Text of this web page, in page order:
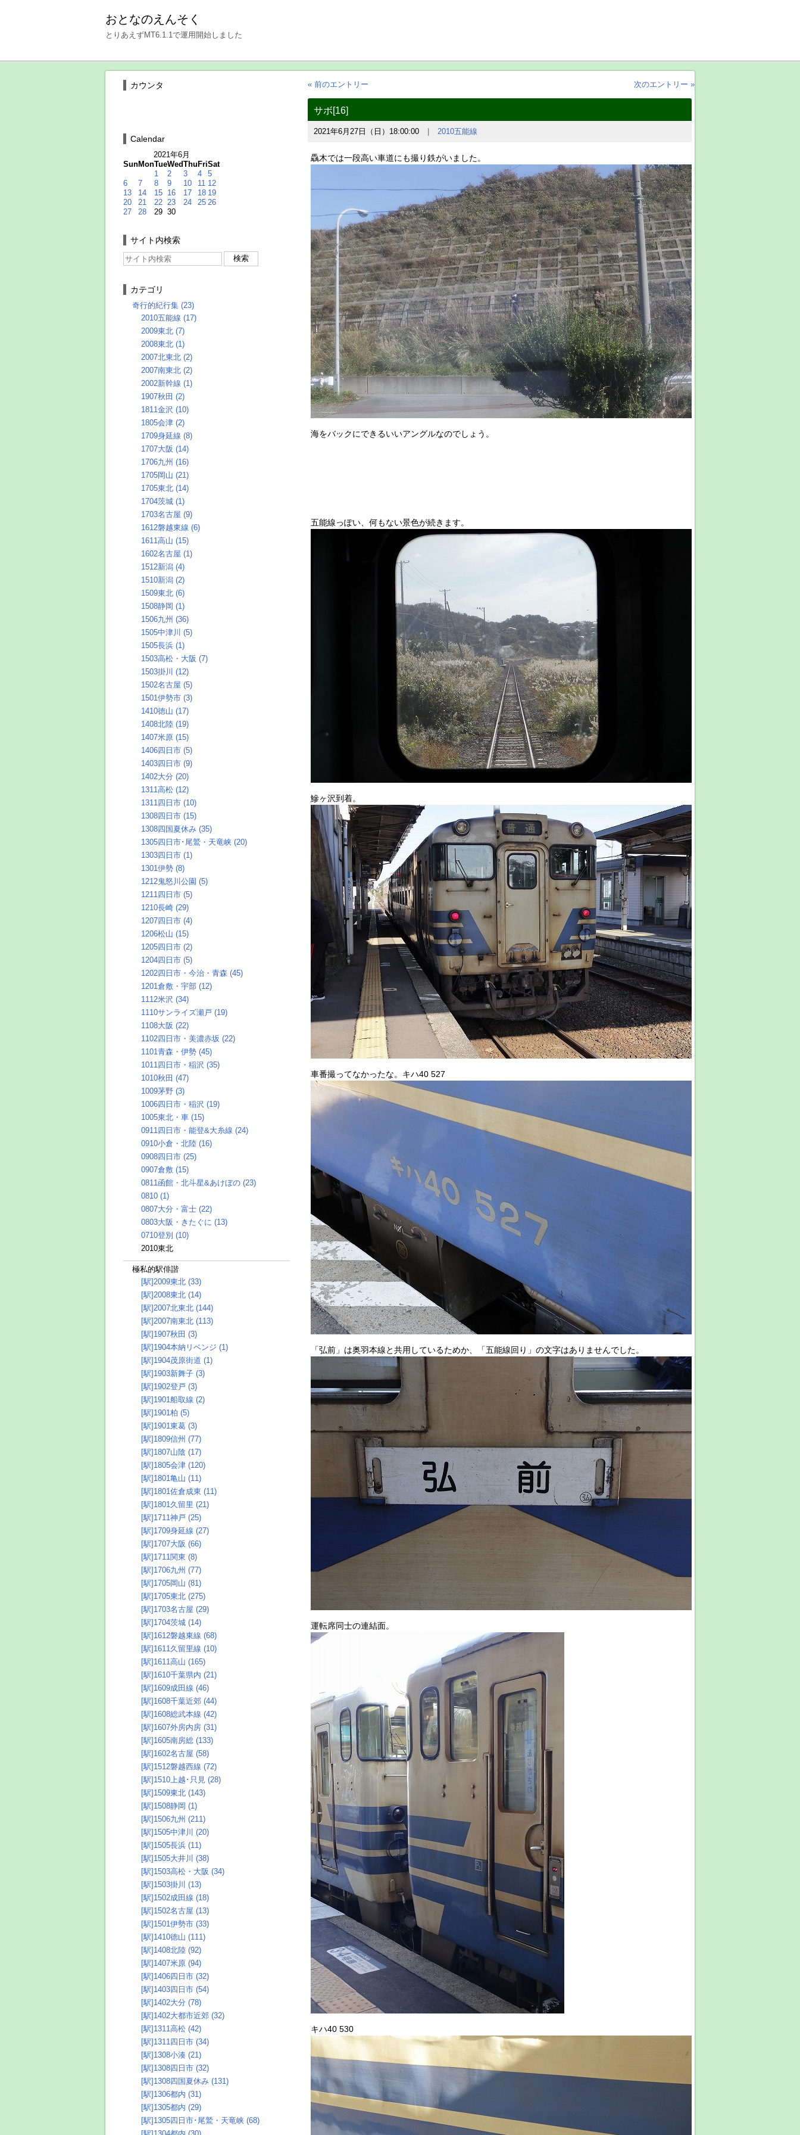
おとなのえんそく
とりあえずMT6.1.1で運用開始しました
« 前のエントリー 次のエントリー »
サボ[16]
2021年6月27日（日）18:00:00 2010五能線
驫木では一段高い車道にも撮り鉄がいました。
海をバックにできるいいアングルなのでしょう。
五能線っぽい、何もない景色が続きます。
鰺ヶ沢到着。
車番撮ってなかったな。キハ40 527
「弘前」は奥羽本線と共用しているためか、「五能線回り」の文字はありませんでした。
運転席同士の連結面。
キハ40 530
カウンタ
Calendar
2021年6月
SunMonTueWedThu FriSat
1
2 3 4
5
6
7 8 9 10 11 12
13
14 15 16 17 18 19
20
21 22 23 24 25 26
27
28 29 30
サイト内検索
カテゴリ
奇行的紀行集 (23)
2010五能線 (17)
2009東北 (7)
2008東北 (1)
2007北東北 (2)
2007南東北 (2)
2002新幹線 (1)
1907秋田 (2)
1811金沢 (10)
1805会津 (2)
1709身延線 (8)
1707大阪 (14)
1706九州 (16)
1705岡山 (21)
1705東北 (14)
1704茨城 (1)
1703名古屋 (9)
1612磐越東線 (6)
1611高山 (15)
1602名古屋 (1)
1512新潟 (4)
1510新潟 (2)
1509東北 (6)
1508静岡 (1)
1506九州 (36)
1505中津川 (5)
1505長浜 (1)
1503高松・大阪 (7)
1503掛川 (12)
1502名古屋 (5)
1501伊勢市 (3)
1410徳山 (17)
1408北陸 (19)
1407米原 (15)
1406四日市 (5)
1403四日市 (9)
1402大分 (20)
1311高松 (12)
1311四日市 (10)
1308四日市 (15)
1308四国夏休み (35)
1305四日市･尾鷲・天竜峡 (20)
1303四日市 (1)
1301伊勢 (8)
1212鬼怒川公園 (5)
1211四日市 (5)
1210長崎 (29)
1207四日市 (4)
1206松山 (15)
1205四日市 (2)
1204四日市 (5)
1202四日市・今治・青森 (45)
1201倉敷・宇部 (12)
1112米沢 (34)
1110サンライズ瀬戸 (19)
1108大阪 (22)
1102四日市・美濃赤坂 (22)
1101青森・伊勢 (45)
1011四日市・稲沢 (35)
1010秋田 (47)
1009茅野 (3)
1006四日市・稲沢 (19)
1005東北・車 (15)
0911四日市・能登&大糸線 (24)
0910小倉・北陸 (16)
0908四日市 (25)
0907倉敷 (15)
0811函館・北斗星&あけぼの (23)
0810 (1)
0807大分・富士 (22)
0803大阪・きたぐに (13)
0710登別 (10)
2010東北
極私的駅俳諧
[駅]2009東北 (33)
[駅]2008東北 (14)
[駅]2007北東北 (144)
[駅]2007南東北 (113)
[駅]1907秋田 (3)
[駅]1904本納リベンジ (1)
[駅]1904茂原街道 (1)
[駅]1903新舞子 (3)
[駅]1902登戸 (3)
[駅]1901船取線 (2)
[駅]1901柏 (5)
[駅]1901東葛 (3)
[駅]1809信州 (77)
[駅]1807山陰 (17)
[駅]1805会津 (120)
[駅]1801亀山 (11)
[駅]1801佐倉成東 (11)
[駅]1801久留里 (21)
[駅]1711神戸 (25)
[駅]1709身延線 (27)
[駅]1707大阪 (66)
[駅]1711関東 (8)
[駅]1706九州 (77)
[駅]1705岡山 (81)
[駅]1705東北 (275)
[駅]1703名古屋 (29)
[駅]1704茨城 (14)
[駅]1612磐越東線 (68)
[駅]1611久留里線 (10)
[駅]1611高山 (165)
[駅]1610千葉県内 (21)
[駅]1609成田線 (46)
[駅]1608千葉近郊 (44)
[駅]1608総武本線 (42)
[駅]1607外房内房 (31)
[駅]1605南房総 (133)
[駅]1602名古屋 (58)
[駅]1512磐越西線 (72)
[駅]1510上越･只見 (28)
[駅]1509東北 (143)
[駅]1508静岡 (1)
[駅]1506九州 (211)
[駅]1505中津川 (20)
[駅]1505長浜 (11)
[駅]1505大井川 (38)
[駅]1503高松・大阪 (34)
[駅]1503掛川 (13)
[駅]1502成田線 (18)
[駅]1502名古屋 (13)
[駅]1501伊勢市 (33)
[駅]1410徳山 (111)
[駅]1408北陸 (92)
[駅]1407米原 (94)
[駅]1406四日市 (32)
[駅]1403四日市 (54)
[駅]1402大分 (78)
[駅]1402大都市近郊 (32)
[駅]1311高松 (42)
[駅]1311四日市 (34)
[駅]1308小湊 (21)
[駅]1308四日市 (32)
[駅]1308四国夏休み (131)
[駅]1306都内 (31)
[駅]1305都内 (29)
[駅]1305四日市･尾鷲・天竜峡 (68)